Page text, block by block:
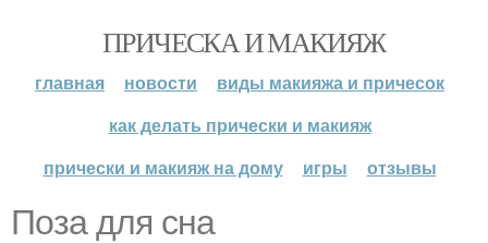
ПРИЧЕСКА И МАКИЯЖ
главная новости
виды макияжа и причесок
как делать прически и макияж
прически и макияж на дому
игры отзывы
Поза для сна